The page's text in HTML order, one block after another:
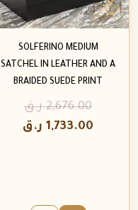
SOLFERINO MEDIUM
SATCHEL IN LEATHER AND A
BRAIDED SUEDE PRINT
2,676.00 ر.ق
1,733.00 ر.ق